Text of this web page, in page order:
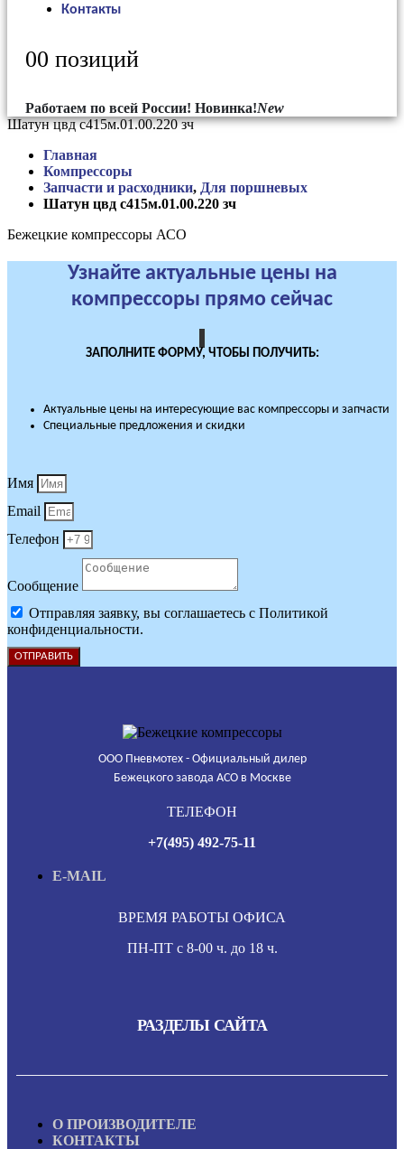
Контакты
00 позиций
Работаем по всей России! Новинка!New
Шатун цвд с415м.01.00.220 зч
Главная
Компрессоры
Запчасти и расходники, Для поршневых
Шатун цвд с415м.01.00.220 зч
Бежецкие компрессоры АСО
Узнайте актуальные цены на
компрессоры прямо сейчас
ЗАПОЛНИТЕ ФОРМУ, ЧТОБЫ ПОЛУЧИТЬ:
Актуальные цены на интересующие вас компрессоры и запчасти
Специальные предложения и скидки
Имя
Email
Телефон
Сообщение
Отправляя заявку, вы соглашаетесь с Политикой
конфиденциальности.
ОТПРАВИТЬ
ООО Пневмотех - Официальный дилер
Бежецкого завода АСО в Москве
ТЕЛЕФОН
+7(495) 492-75-11
E-MAIL
ВРЕМЯ РАБОТЫ ОФИСА
ПН-ПТ с 8-00 ч. до 18 ч.
РАЗДЕЛЫ САЙТА
О ПРОИЗВОДИТЕЛЕ
КОНТАКТЫ